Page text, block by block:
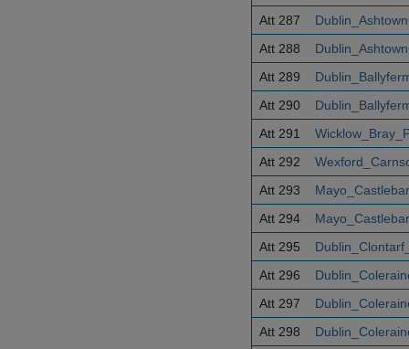
Att 287
Att 288
Att 289
Att 290
Att 291
Att 292
Att 293
Att 294
Att 295
Att 296
Att 297
Att 298